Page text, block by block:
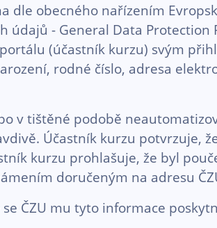
dle obecného nařízením
údajů - General Data Protection
(účastník kurzu) svým
rodné číslo, adresa
v tištěné podobě
Účastník kurzu potvrzuje,
kurzu prohlašuje, že byl
doručeným na adresu
ČZU mu tyto informace